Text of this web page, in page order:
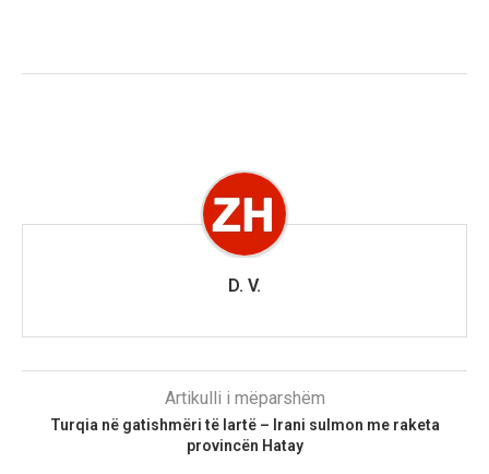
D. V.
Artikulli i mëparshëm
Turqia në gatishmëri të lartë – Irani sulmon me raketa
provincën Hatay